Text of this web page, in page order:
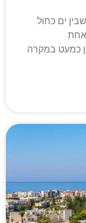
ים כחול
אחת
כמעט במקרה